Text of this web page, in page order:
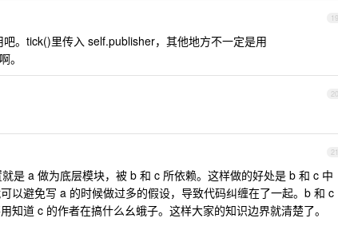
19
。tick()里传入 self.publisher，其他地方不一定是用
。
20
21
是 a 做为底层模块，被 b 和 c 所依赖。这样做的好处是 b 和 c 中
以避免写 a 的时候做过多的假设，导致代码纠缠在了一起。b 和 c
知道 c 的作者在搞什么幺蛾子。这样大家的知识边界就清楚了。